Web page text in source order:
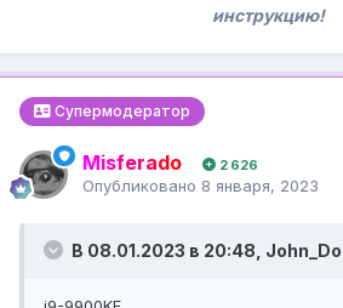
инструкцию!
Супермодератор
Misferado 2 626
Опубликовано 8 января, 2023
В 08.01.2023 в 20:48,